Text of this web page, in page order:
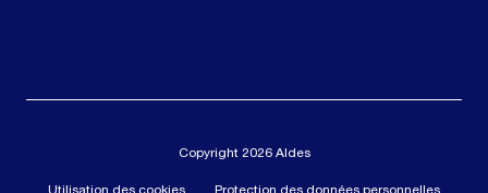
Copyright 2026 Aldes
Utilisation des cookies Protection des données personnelles